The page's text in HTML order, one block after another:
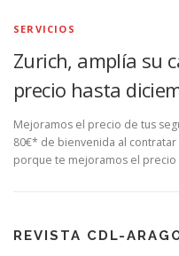
SERVICIOS
Zurich, amplía su
precio hasta
Mejoramos el precio de tus
80€* de bienvenida al contratar
porque te mejoramos el
REVISTA CDL-